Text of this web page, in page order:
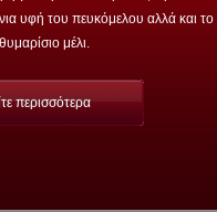
υφή του πευκόμελου αλλά και το
μέλι.
περισσότερα